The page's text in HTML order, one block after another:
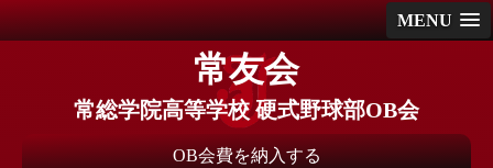
MENU
常友会
常総学院高等学校 硬式野球部OB会
OB会費を納入する